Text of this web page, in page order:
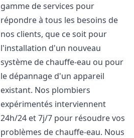
gamme de services pour
répondre à tous les besoins de
nos clients, que ce soit pour
l'installation d'un nouveau
système de chauffe-eau ou pour
le dépannage d'un appareil
existant. Nos plombiers
expérimentés interviennent
24h/24 et 7j/7 pour résoudre vos
problèmes de chauffe-eau. Nous